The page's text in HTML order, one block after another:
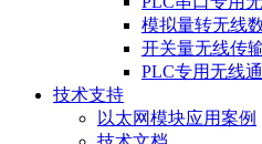
模拟量转无线
开关量无线传
PLC专用无线
技术支持
以太网模块应用案例